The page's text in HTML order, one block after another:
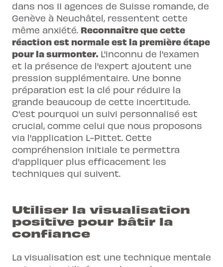
dans nos 11 agences de Suisse romande, de
Genève à Neuchâtel, ressentent cette
même anxiété. Reconnaître que cette
réaction est normale est la première étape
pour la surmonter. L'inconnu de l'examen
et la présence de l'expert ajoutent une
pression supplémentaire. Une bonne
préparation est la clé pour réduire la
grande beaucoup de cette incertitude.
C'est pourquoi un suivi personnalisé est
crucial, comme celui que nous proposons
via l'application L-Pittet. Cette
compréhension initiale te permettra
d'appliquer plus efficacement les
techniques qui suivent.
Utiliser la visualisation
positive pour bâtir la
confiance
La visualisation est une technique mentale